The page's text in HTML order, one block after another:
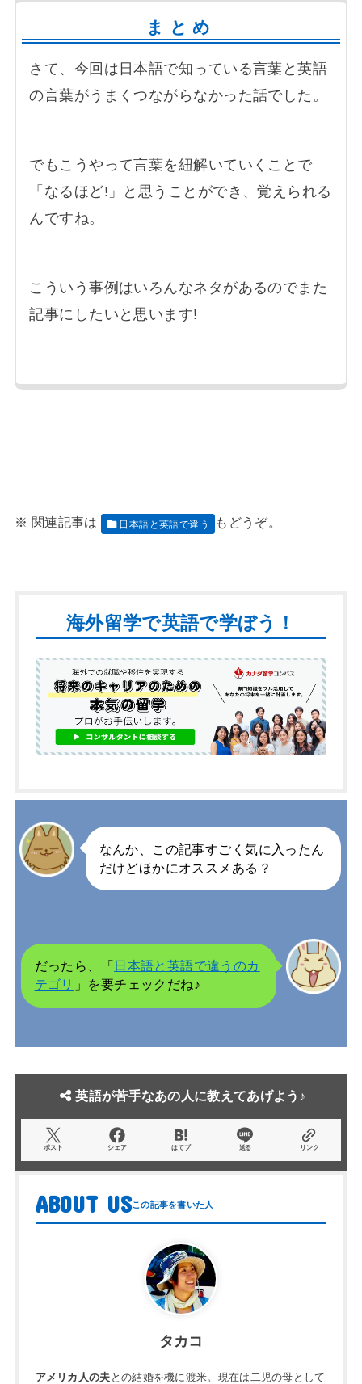
まとめ
さて、今回は日本語で知っている言葉と英語
の言葉がうまくつながらなかった話でした。
でもこうやって言葉を紐解いていくことで
「なるほど!」と思うことができ、覚えられる
んですね。
こういう事例はいろんなネタがあるのでまた
記事にしたいと思います!
日本語と英語で違う
海外留学で英語で学ぼう！
なんか、この記事すごく気に入ったん
だけどほかにオススメある？
だったら、「 日本語と英語で違うのカ
テゴリ 」を要チェックだね♪
英語が苦手なあの人に教えてあげよう♪
ポスト シェア はてブ 送る リンク
ABOUT US
タカコ
アメリカ人の夫 との結婚を機に渡米。現在は二児の母として